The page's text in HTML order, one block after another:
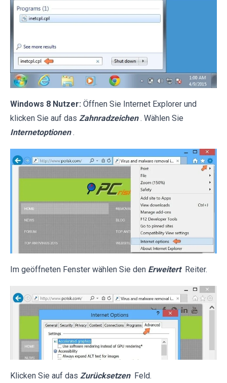
Windows 8 Nutzer: Öffnen Sie Internet Explorer und
klicken Sie auf das Zahnradzeichen . Wählen Sie
Internetoptionen .
Im geöffneten Fenster wählen Sie den Erweitert Reiter.
Klicken Sie auf das Zurücksetzen Feld.